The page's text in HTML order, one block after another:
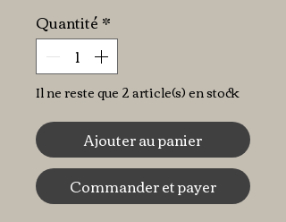
Quantité *
Il ne reste que 2 article(s) en stock
Ajouter au panier
Commander et payer